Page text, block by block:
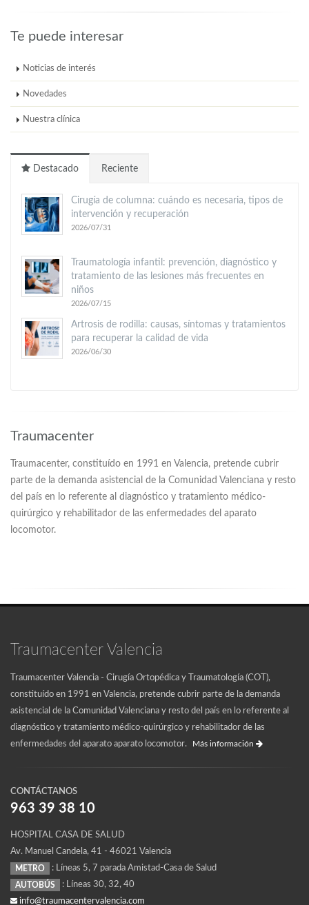
Te puede interesar
Noticias de interés
Novedades
Nuestra clínica
Destacado Reciente
Cirugía de columna: cuándo es necesaria, tipos de
intervención y recuperación
2026/07/31
Traumatología infantil: prevención, diagnóstico y
tratamiento de las lesiones más frecuentes en
niños
2026/07/15
Artrosis de rodilla: causas, síntomas y tratamientos
para recuperar la calidad de vida
2026/06/30
Traumacenter
Traumacenter, constituído en 1991 en Valencia, pretende cubrir
parte de la demanda asistencial de la Comunidad Valenciana y resto
del país en lo referente al diagnóstico y tratamiento médico-
quirúrgico y rehabilitador de las enfermedades del aparato
locomotor.
Traumacenter Valencia
Traumacenter Valencia - Cirugía Ortopédica y Traumatología (COT),
constituído en 1991 en Valencia, pretende cubrir parte de la demanda
asistencial de la Comunidad Valenciana y resto del país en lo referente al
diagnóstico y tratamiento médico-quirúrgico y rehabilitador de las
enfermedades del aparato aparato locomotor.
Más información
CONTÁCTANOS
963 39 38 10
HOSPITAL CASA DE SALUD
Av. Manuel Candela, 41 - 46021 Valencia
METRO : Líneas 5, 7 parada Amistad-Casa de Salud
AUTOBÚS
: Líneas 30, 32, 40
info@traumacentervalencia.com